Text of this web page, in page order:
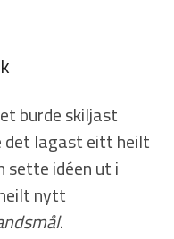
burde skiljast
det lagast eitt heilt
idéen ut i
nytt
.